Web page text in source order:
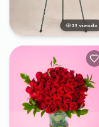
22 viendo